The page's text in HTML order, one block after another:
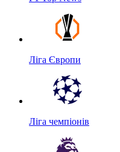
Ліга Європи
Ліга чемпіонів